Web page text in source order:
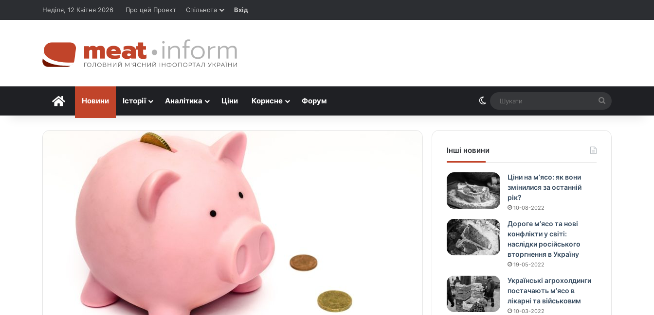
Неділя, 12 Квітня 2026 Про цей Проект Спільнота Вхід
ГоловнаНовини Історії Аналітика Ціни Корисне Форум Switch skin
Інші новини
Ціни на м’ясо: як вони
змінилися за останній
рік?
10-08-2022
Дороге м’ясо та нові
конфлікти у світі:
наслідки російського
вторгнення в Україну
19-05-2022
Українські агрохолдинги
постачають м’ясо в
лікарні та військовим
10-03-2022